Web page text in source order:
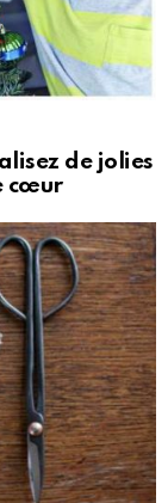
de jolies
cœur